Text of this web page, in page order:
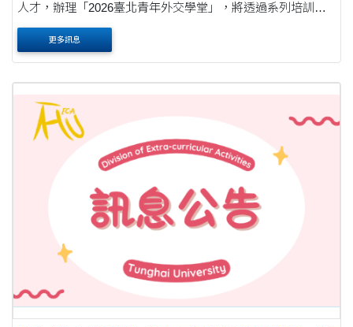
人才，辦理「2026臺北青年外交學堂」，將透過系列培訓課
程及成果發表會，引導青年深入理解國際情勢發展與外交運
作脈絡。培訓課程自115年9月1日起至115年10月15....
更多訊息